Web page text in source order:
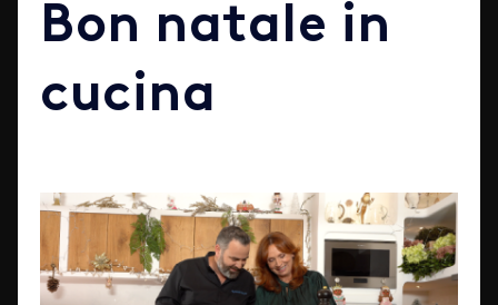
Bon natale in
cucina